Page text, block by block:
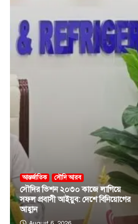
আন্তর্জাতিক সৌদি আরব
সৌদির ভিশন ২০৩০ কাজে লাগিয়ে
সফল প্রবাসী আইয়ুব: দেশে বিনিয়োগের
আহ্বান